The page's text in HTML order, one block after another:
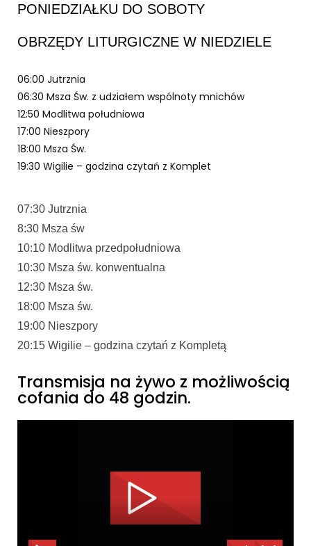
PONIEDZIAŁKU DO SOBOTY
OBRZĘDY LITURGICZNE W NIEDZIELE
06:00 Jutrznia
06:30 Msza Św. z udziałem wspólnoty mnichów
12:50 Modlitwa południowa
17:00 Nieszpory
18:00 Msza Św.
19:30 Wigilie – godzina czytań z Komplet
07:30 Jutrznia
8:30 Msza św
10:10 Modlitwa przedpołudniowa
10:30 Msza św. konwentualna
12:30 Msza św.
18:00 Msza św.
19:00 Nieszpory
20:15 Wigilie – godzina czytań z Kompletą
Transmisja na żywo z możliwością
cofania do 48 godzin.